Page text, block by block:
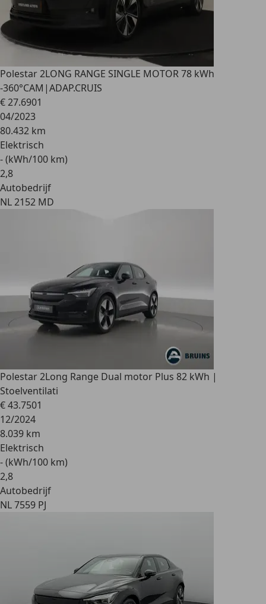
Polestar 2LONG RANGE SINGLE MOTOR 78 kWh
-360°CAM|ADAP.CRUIS
€ 27.6901
04/2023
80.432 km
Elektrisch
- (kWh/100 km)
2,8
Autobedrijf
NL 2152 MD
Polestar 2Long Range Dual motor Plus 82 kWh |
Stoelventilati
€ 43.7501
12/2024
8.039 km
Elektrisch
- (kWh/100 km)
2,8
Autobedrijf
NL 7559 PJ